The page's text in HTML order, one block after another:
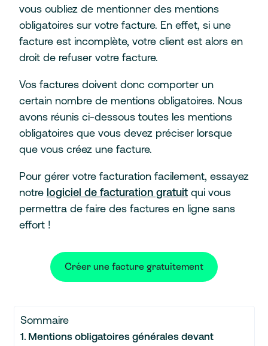
vous oubliez de mentionner des mentions
obligatoires sur votre facture. En effet, si une
facture est incomplète, votre client est alors en
droit de refuser votre facture.
Vos factures doivent donc comporter un
certain nombre de mentions obligatoires. Nous
avons réunis ci-dessous toutes les mentions
obligatoires que vous devez préciser lorsque
que vous créez une facture.
Pour gérer votre facturation facilement, essayez
notre logiciel de facturation gratuitqui vous
permettra de faire des factures en ligne sans
effort !
Créer une facture gratuitement
Sommaire
Mentions obligatoires générales devant